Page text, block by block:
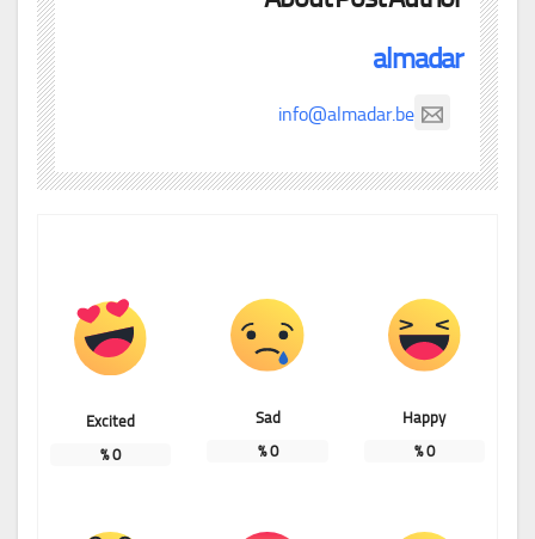
almadar
info@almadar.be
Happy
0
%
Sad
0
%
Excited
0
%